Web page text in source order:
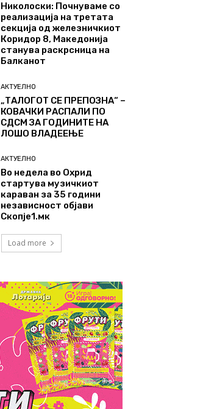
Николоски: Почнуваме со
реализација на третата
секција од железничкиот
Коридор 8, Македонија
станува раскрсница на
Балканот
АКТУЕЛНО
„ТАЛОГОТ СЕ ПРЕПОЗНА“ –
КОВАЧКИ РАСПАЛИ ПО
СДСМ ЗА ГОДИНИТЕ НА
ЛОШО ВЛАДЕЕЊЕ
АКТУЕЛНО
Во недела во Охрид
стартува музичкиот
караван за 35 години
независност објави
Скопје1.мк
Load more